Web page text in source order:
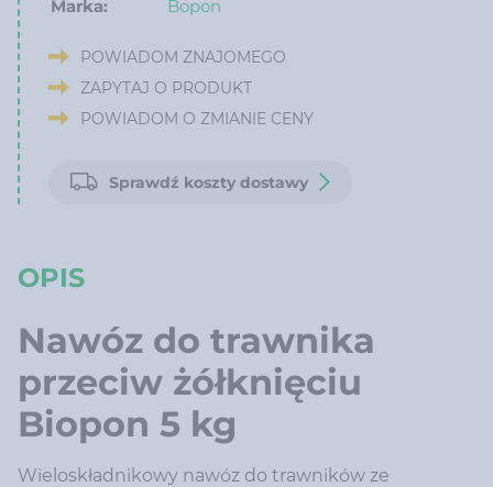
Marka:
Bopon
POWIADOM ZNAJOMEGO
ZAPYTAJ O PRODUKT
POWIADOM O ZMIANIE CENY
Sprawdź koszty dostawy
OPIS
Nawóz do trawnika
przeciw żółknięciu
Biopon 5 kg
Wieloskładnikowy nawóz do trawników ze